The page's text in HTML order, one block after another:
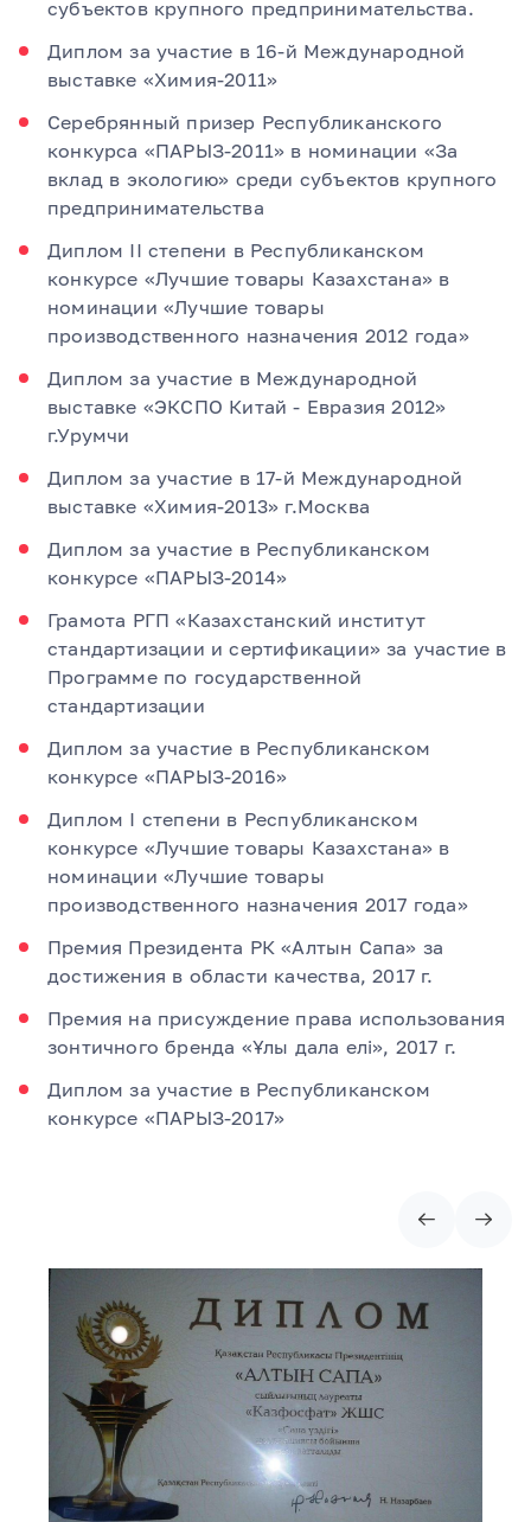
субъектов крупного предпринимательства.
Диплом за участие в 16-й Международной
выставке «Химия-2011»
Серебрянный призер Республиканского
конкурса «ПАРЫЗ-2011» в номинации «За
вклад в экологию» среди субъектов крупного
предпринимательства
Диплом II степени в Республиканском
конкурсе «Лучшие товары Казахстана» в
номинации «Лучшие товары
производственного назначения 2012 года»
Диплом за участие в Международной
выставке «ЭКСПО Китай - Евразия 2012»
г.Урумчи
Диплом за участие в 17-й Международной
выставке «Химия-2013» г.Москва
Диплом за участие в Республиканском
конкурсе «ПАРЫЗ-2014»
Грамота РГП «Казахстанский институт
стандартизации и сертификации» за участие в
Программе по государственной
стандартизации
Диплом за участие в Республиканском
конкурсе «ПАРЫЗ-2016»
Диплом I степени в Республиканском
конкурсе «Лучшие товары Казахстана» в
номинации «Лучшие товары
производственного назначения 2017 года»
Премия Президента РК «Алтын Сапа» за
достижения в области качества, 2017 г.
Премия на присуждение права использования
зонтичного бренда «Ұлы дала елі», 2017 г.
Диплом за участие в Республиканском
конкурсе «ПАРЫЗ-2017»